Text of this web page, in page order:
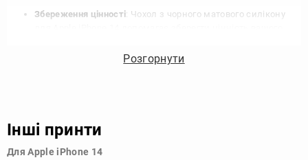
Збереження цінності: Чохол з чорного матового силікону
продати свій пристрій в майбутньому.
Узагалі, чохол для телефону - це дуже корисний аксесуар, який
допомагає захистити ваш пристрій, зберегти його цінність і
Розгорнути
Інші принти
Для Apple iPhone 14